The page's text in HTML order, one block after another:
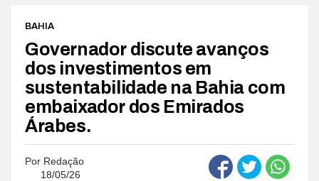
BAHIA
Governador discute avanços
dos investimentos em
sustentabilidade na Bahia com
embaixador dos Emirados
Árabes.
Por Redação
18/05/26